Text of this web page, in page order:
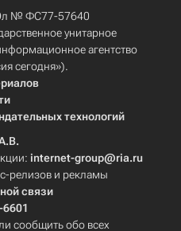
Эл № ФС77-57640
унитарное
агентство
сегодня»).
технологий
internet-group@ria.ru
релизов и рекламы
связи
6601
сообщить обо всех